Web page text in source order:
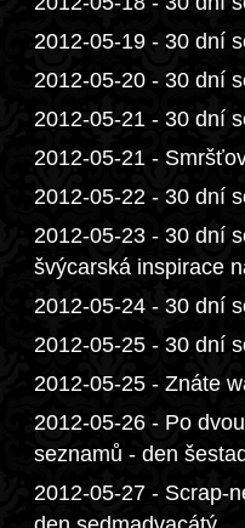
2012-05-19 - 30 dní
2012-05-20 - 30 dní
2012-05-21 - 30 dní
2012-05-21 -
2012-05-22 - 30 dní
2012-05-23 - 30 dní
švýcarská inspirace
2012-05-24 - 30 dní
2012-05-25 - 30 dní
2012-05-25 - Znáte
2012-05-26 - Po
seznamů - den
2012-05-27 - Scrap-